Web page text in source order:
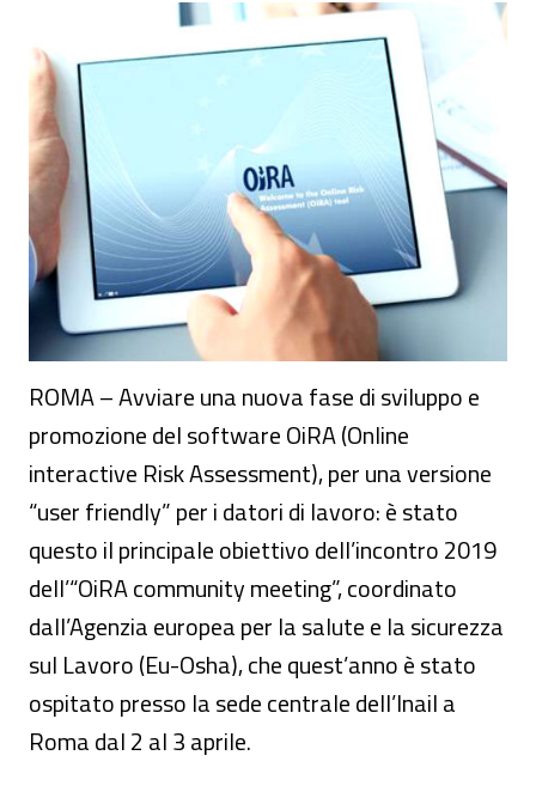
OiRA, a Roma la riunione del gruppo di
ROMA – Avviare una nuova fase di sviluppo e
promozione del software OiRA (Online
interactive Risk Assessment), per una versione
“user friendly” per i datori di lavoro: è stato
questo il principale obiettivo dell’incontro 2019
dell’“OiRA community meeting”, coordinato
dall’Agenzia europea per la salute e la sicurezza
sul Lavoro (Eu-Osha), che quest’anno è stato
ospitato presso la sede centrale dell’Inail a
Roma dal 2 al 3 aprile.